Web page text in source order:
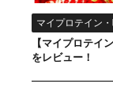
マイプロテイン
【マイプロテイ
をレビュー！